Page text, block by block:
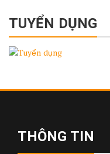
TUYỂN DỤNG
THÔNG TIN